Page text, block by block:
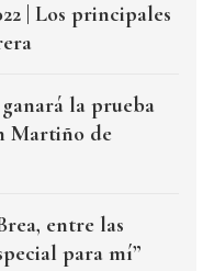
| Los principales
la prueba
Martiño de
entre las
para mí”